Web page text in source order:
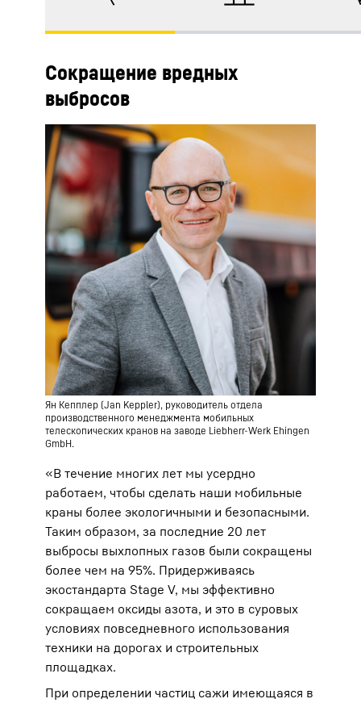
Сокращение вредных
выбросов
Ян Кепплер (Jan Keppler), руководитель отдела
производственного менеджмента мобильных
телескопических кранов на заводе Liebherr-Werk Ehingen
GmbH.
«В течение многих лет мы усердно
работаем, чтобы сделать наши мобильные
краны более экологичными и безопасными.
Таким образом, за последние 20 лет
выбросы выхлопных газов были сокращены
более чем на 95%. Придерживаясь
экостандарта Stage V, мы эффективно
сокращаем оксиды азота, и это в суровых
условиях повседневного использования
техники на дорогах и строительных
площадках.
При определении частиц сажи имеющаяся в